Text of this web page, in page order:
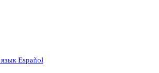
Español